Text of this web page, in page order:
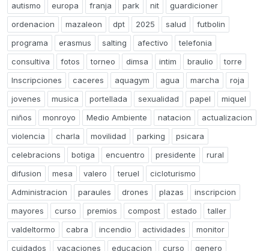
autismo
europa franja park nit
guardicioner
ordenacion
mazaleon dpt 2025 salud
futbolin
programa
erasmus salting afectivo
telefonia
consultiva
fotos torneo dimsa intim braulio
torre
Inscripciones
caceres aquagym agua marcha
roja
jovenes
musica portellada sexualidad papel
miquel
niños
monroyo Medio Ambiente natacion
actualizacion
violencia
charla movilidad parking
psicara
celebracions
botiga encuentro presidente
rural
difusion
mesa valero teruel
cicloturismo
Administracion
paraules drones plazas
inscripcion
mayores
curso premios compost estado
taller
valdeltormo
cabra incendio actividades
monitor
cuidados
vacaciones educacion curso
genero